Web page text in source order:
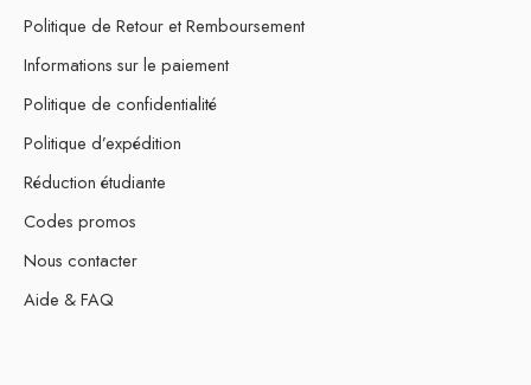
Politique de Retour et Remboursement
Informations sur le paiement
Politique de confidentialité
Politique d’expédition
Réduction étudiante
Codes promos
Nous contacter
Aide & FAQ